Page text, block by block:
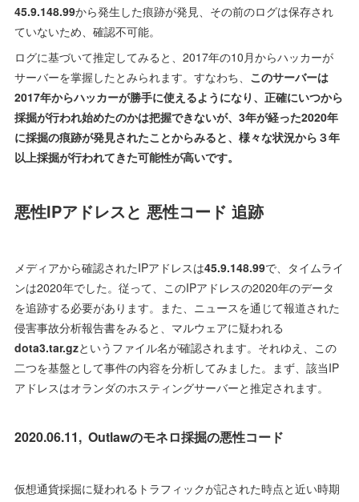
45.9.148.99から発生した痕跡が発見、その前のログは保存され
ていないため、確認不可能。
ログに基づいて推定してみると、2017年の10月からハッカーが
サーバーを掌握したとみられます。すなわち、 このサーバーは
2017年からハッカーが勝手に使えるようになり、正確にいつから
採掘が行われ始めたのかは把握できないが、3年が経った2020年
に採掘の痕跡が発見されたことからみると、様々な状況から３年
以上採掘が行われてきた可能性が高いです。
悪性IPアドレスと 悪性コード 追跡
メディアから確認されたIPアドレスは45.9.148.99で、タイムライ
ンは2020年でした。従って、このIPアドレスの2020年のデータ
を追跡する必要があります。また、ニュースを通じて報道された
侵害事故分析報告書をみると、マルウェアに疑われる
dota3.tar.gzというファイル名が確認されます。それゆえ、この
二つを基盤として事件の内容を分析してみました。まず、該当IP
アドレスはオランダのホスティングサーバーと推定されます。
2020.06.11, Outlawのモネロ採掘の悪性コード
仮想通貨採掘に疑われるトラフィックが記された時点と近い時期